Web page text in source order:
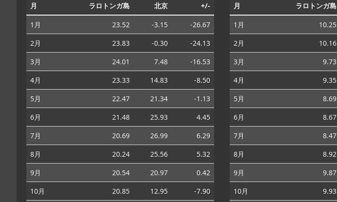
月 ラロトンガ島 北京 +/-
1月 23.52 -3.15
-26.67
2月
23.83 -0.30
-24.13
3月
24.01 7.48
-16.53
4月
23.33 14.83
-8.50
5月
22.47 21.34
-1.13
6月
21.48 25.93
4.45
7月
20.69 26.99
6.29
8月
20.24 25.56
5.32
9月
20.54 20.97
0.42
10月
20.85 12.95
-7.90
月 ラロトンガ島
1月 10.25
2月
10.16
3月
9.73
4月
9.35
5月
8.69
6月
8.67
7月
8.47
8月
8.92
9月
9.87
10月
9.93